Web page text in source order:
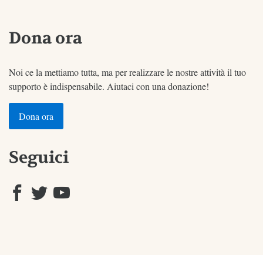
Dona ora
Noi ce la mettiamo tutta, ma per realizzare le nostre attività il tuo
supporto è indispensabile. Aiutaci con una donazione!
Dona ora
Seguici